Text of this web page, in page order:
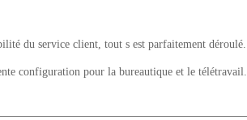
du service client, tout s est parfaitement déroulé.
configuration pour la bureautique et le télétravail.